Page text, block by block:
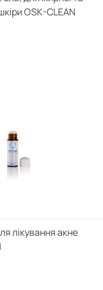
OSK-CLEAN
лікування акне